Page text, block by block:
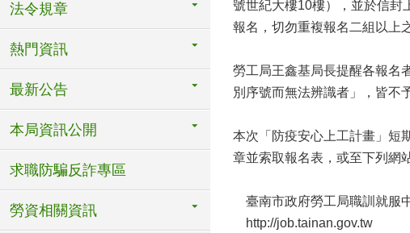
法令規章
熱門資訊
最新公告
本局資訊公開
求職防騙反詐專區
勞資相關資訊
號世紀大樓10樓），並於信封
報名，切勿重複報名二組以上
勞工局王鑫基局長提醒各報名
別序號而無法辨識者」，皆不
本次「防疫安心上工計畫」短
章並索取報名表，或至下列網
臺南市政府勞工局職訓就服
http://job.tainan.gov.tw